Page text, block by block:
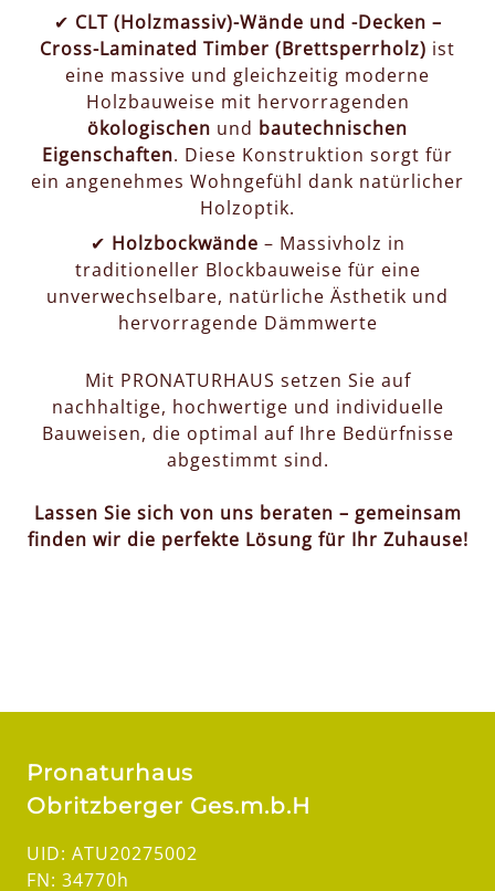
✔ CLT (Holzmassiv)-Wände und -Decken –
Cross-Laminated Timber (Brettsperrholz) ist
eine massive und gleichzeitig moderne
Holzbauweise mit hervorragenden
ökologischen und bautechnischen
Eigenschaften. Diese Konstruktion sorgt für
ein angenehmes Wohngefühl dank natürlicher
Holzoptik.
✔ Holzbockwände – Massivholz in
traditioneller Blockbauweise für eine
unverwechselbare, natürliche Ästhetik und
hervorragende Dämmwerte
Mit PRONATURHAUS setzen Sie auf
nachhaltige, hochwertige und individuelle
Bauweisen, die optimal auf Ihre Bedürfnisse
abgestimmt sind.
Lassen Sie sich von uns beraten – gemeinsam
finden wir die perfekte Lösung für Ihr Zuhause!
Pronaturhaus
Obritzberger Ges.m.b.H
UID: ATU20275002
FN: 34770h